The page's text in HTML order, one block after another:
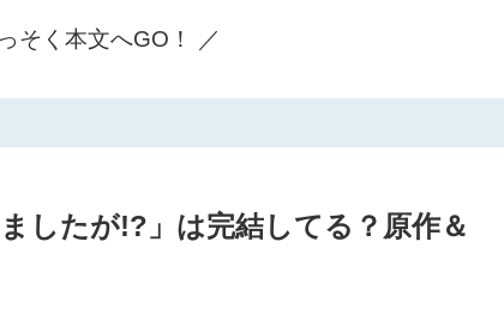
そく本文へGO！ ／
したが!?」は完結してる？原作＆